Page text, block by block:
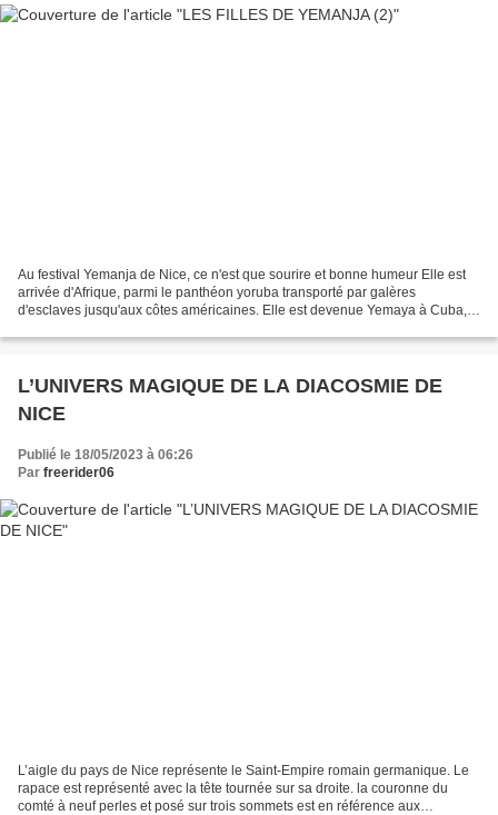
Au festival Yemanja de Nice, ce n'est que sourire et bonne humeur Elle est
arrivée d'Afrique, parmi le panthéon yoruba transporté par galères
d'esclaves jusqu'aux côtes américaines. Elle est devenue Yemaya à Cuba,
L’UNIVERS MAGIQUE DE LA DIACOSMIE DE
NICE
Publié le 18/05/2023 à 06:26
Par freerider06
L’aigle du pays de Nice représente le Saint-Empire romain germanique. Le
rapace est représenté avec la tête tournée sur sa droite. la couronne du
comté à neuf perles et posé sur trois sommets est en référence aux